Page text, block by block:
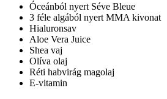
Óceánból nyert Séve Bleue
3 féle algából nyert MMA kivonat
Hialuronsav
Aloe Vera Juice
Shea vaj
Olíva olaj
Réti habvirág magolaj
E-vitamin